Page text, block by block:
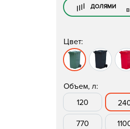
ДОЛЯМИ
Цвет:
Объем, л:
120
770